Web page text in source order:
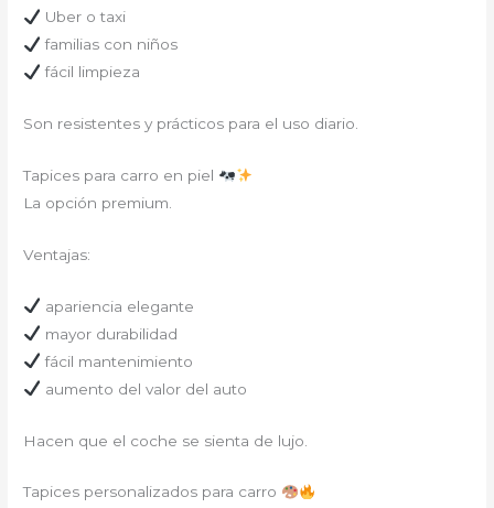
Uber o taxi
familias con niños
fácil limpieza
Son resistentes y prácticos para el uso diario.
Tapices para carro en piel
La opción premium.
Ventajas:
apariencia elegante
mayor durabilidad
fácil mantenimiento
aumento del valor del auto
Hacen que el coche se sienta de lujo.
Tapices personalizados para carro